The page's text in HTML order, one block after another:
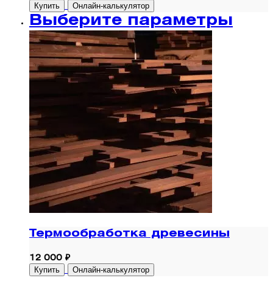
Купить Онлайн-калькулятор
Выберите параметры
Термообработка древесины
12 000 ₽
Купить Онлайн-калькулятор